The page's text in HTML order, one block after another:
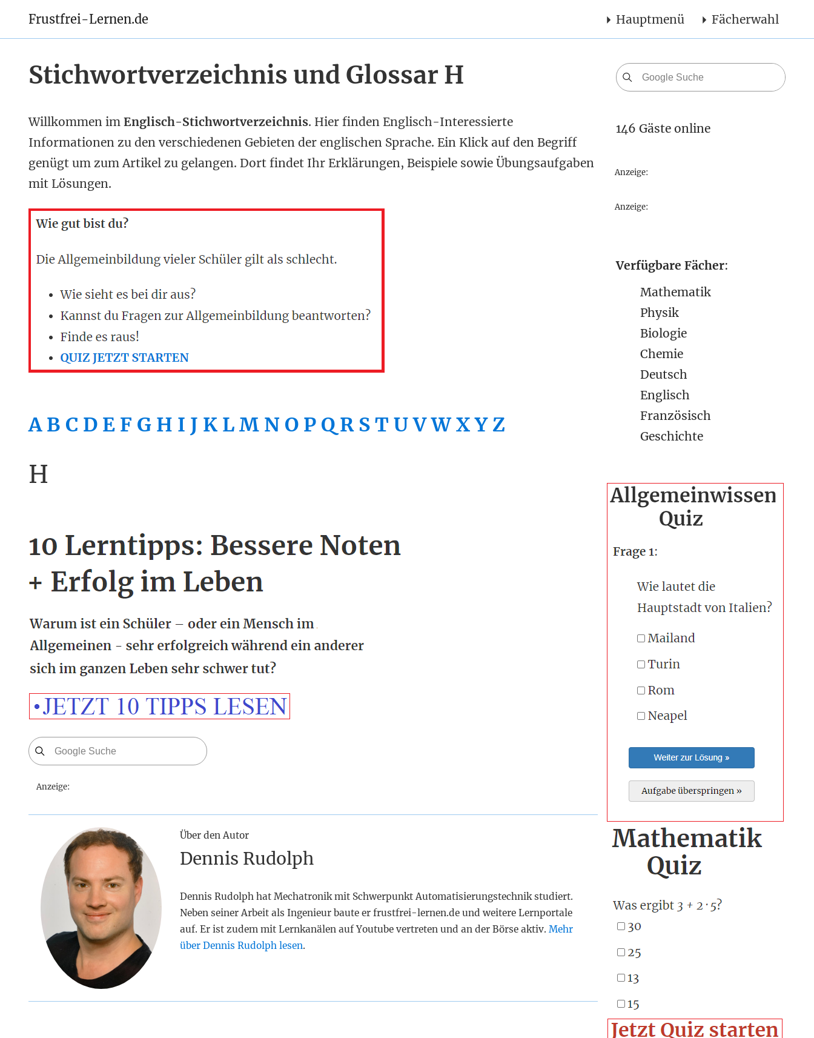
Frustfrei-Lernen.de Hauptmenü Fächerwahl
Stichwortverzeichnis und Glossar H
Willkommen im Englisch-Stichwortverzeichnis. Hier finden Englisch-Interessierte
Informationen zu den verschiedenen Gebieten der englischen Sprache. Ein Klick auf den Begriff
genügt um zum Artikel zu gelangen. Dort findet Ihr Erklärungen, Beispiele sowie Übungsaufgaben
mit Lösungen.
A B C D E F G H I J K L M N O P Q R S T U V W X Y Z
H
Anzeige:
Über den Autor
Dennis Rudolph
Dennis Rudolph hat Mechatronik mit Schwerpunkt Automatisierungstechnik studiert.
Neben seiner Arbeit als Ingenieur baute er frustfrei-lernen.de und weitere Lernportale
auf. Er ist zudem mit Lernkanälen auf Youtube vertreten und an der Börse aktiv. Mehr
über Dennis Rudolph lesen.
146 Gäste online
Anzeige:
Anzeige:
Verfügbare Fächer:
Mathematik
Physik
Biologie
Chemie
Deutsch
Englisch
Französisch
Geschichte